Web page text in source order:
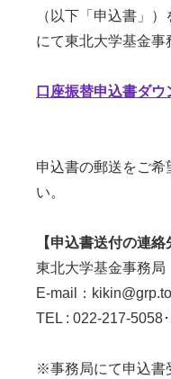
（以下「申込書」
にて東北大学基金事
口座振替申込書ダウ
申込書の郵送をご希
い。
【申込書送付の連絡
東北大学基金事務局
E-mail：
TEL : 022-217-5058
※事務局にて申込書